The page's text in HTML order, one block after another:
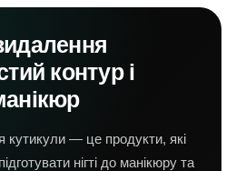
контур і
— це продукти, які
нігті до манікюру та